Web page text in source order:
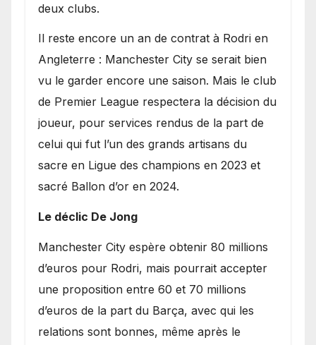
deux clubs.
​Il reste encore un an de contrat à Rodri en
Angleterre : Manchester City se serait bien
vu le garder encore une saison. Mais le club
de Premier League respectera la décision du
joueur, pour services rendus de la part de
celui qui fut l’un des grands artisans du
sacre en Ligue des champions en 2023 et
sacré Ballon d’or en 2024.
Le déclic De Jong
​Manchester City espère obtenir 80 millions
d’euros pour Rodri, mais pourrait accepter
une proposition entre 60 et 70 millions
d’euros de la part du Barça, avec qui les
relations sont bonnes, même après le